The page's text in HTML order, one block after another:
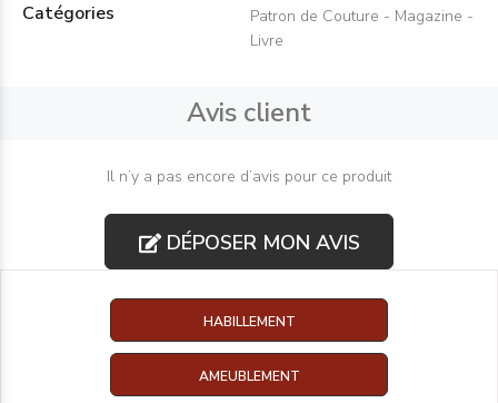
Catégories
Patron de Couture - Magazine -
Livre
Avis client
Il n’y a pas encore d’avis pour ce produit
DÉPOSER MON AVIS
HABILLEMENT
AMEUBLEMENT